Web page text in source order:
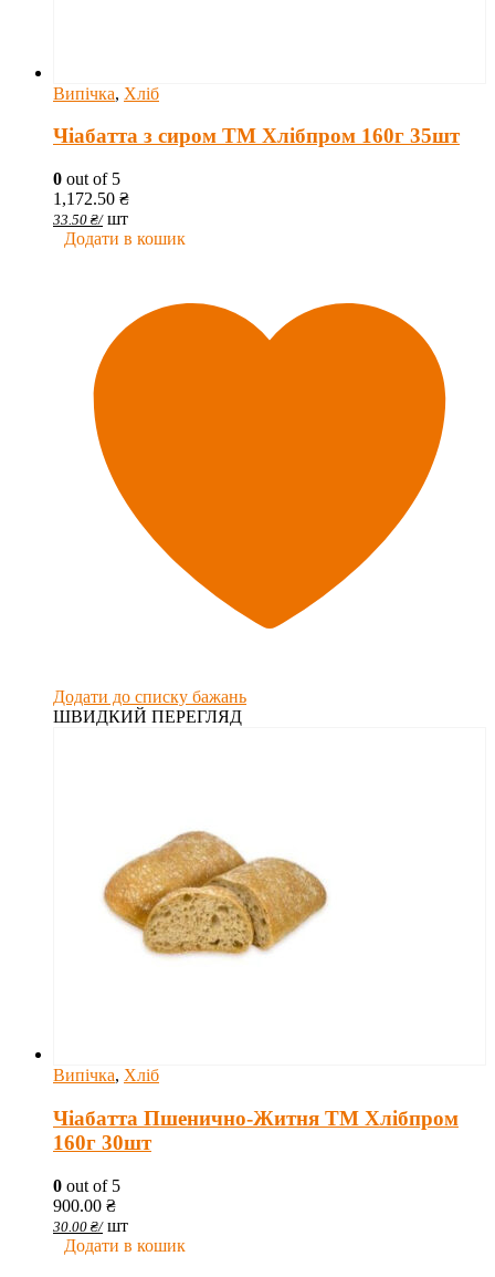
Випічка, Хліб
Чіабатта з сиром ТМ Хлібпром 160г 35шт
0 out of 5
1,172.50 ₴
33.50 ₴/ шт
Додати в кошик
Додати до списку бажань
ШВИДКИЙ ПЕРЕГЛЯД
Випічка, Хліб
Чіабатта Пшенично-Житня ТМ Хлібпром
160г 30шт
0 out of 5
900.00 ₴
30.00 ₴/ шт
Додати в кошик